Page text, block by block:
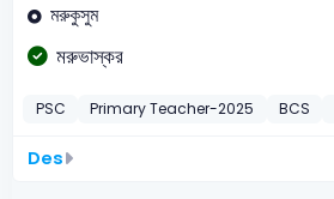
মরুকুসুম
মরুভাস্কর
PSC Primary Teacher-2025 BCS
Des